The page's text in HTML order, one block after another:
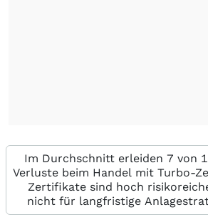
Im Durchschnitt erleiden 7 von
Verluste beim Handel mit Turbo-
Zertifikate sind hoch
nicht für langfristige